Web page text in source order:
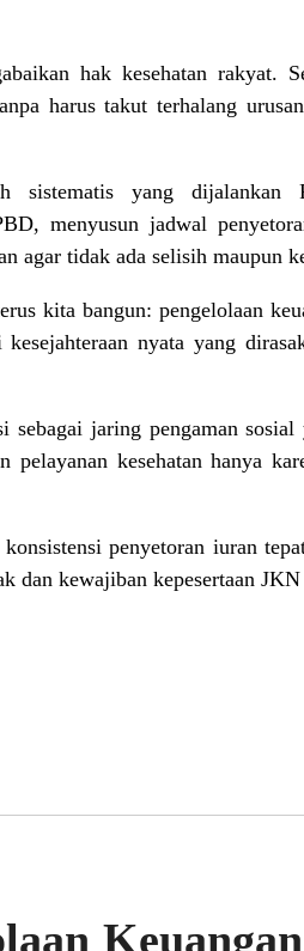
hak kesehatan rakyat.
harus takut terhalang
sistematis yang dijalankan
menyusun jadwal
agar tidak ada selisih maupun
kita bangun: pengelolaan
nyata yang
sebagai jaring pengaman
kesehatan hanya
penyetoran iuran
dan kewajiban kepesertaan